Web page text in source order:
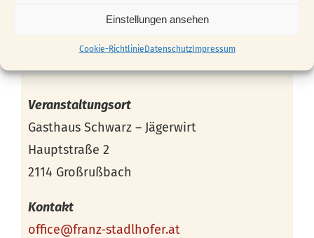
Einstellungen ansehen
Cookie-RichtlinieDatenschutzImpressum
Veranstaltungsort
Gasthaus Schwarz – Jägerwirt
Hauptstraße 2
2114 Großrußbach
Kontakt
office@franz-stadlhofer.at